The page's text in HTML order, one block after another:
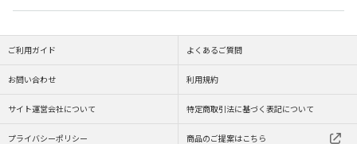
ご利用ガイド よくあるご質問
お問い合わせ 利用規約
サイト運営会社について 特定商取引法に基づく表記について
プライバシーポリシー 商品のご提案はこちら